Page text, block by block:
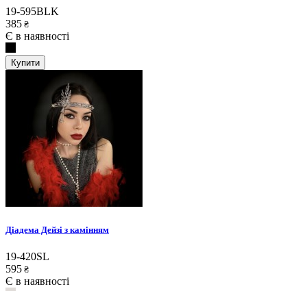
19-595BLK
385 ₴
Є в наявності
Купити
Діадема Дейзі з камінням
19-420SL
595 ₴
Є в наявності